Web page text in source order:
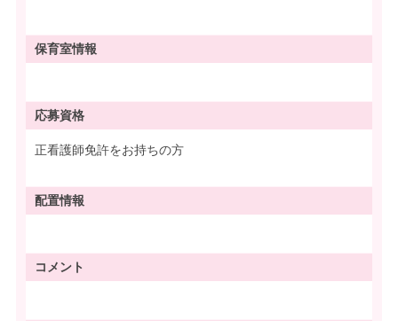
保育室情報
応募資格
正看護師免許をお持ちの方
配置情報
コメント